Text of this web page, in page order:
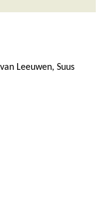
Leeuwen, Suus